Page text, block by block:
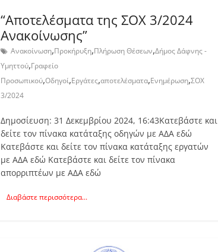
“Αποτελέσματα της ΣΟΧ 3/2024
Ανακοίνωσης”
Ανακοίνωση,Προκήρυξη,Πλήρωση Θέσεων,Δήμος Δάφνης -
Υμηττού,Γραφείο
Προσωπικού,Οδηγοί,Εργάτες,αποτελέσματα,Ενημέρωση,ΣΟΧ
3/2024
Δημοσίευση: 31 Δεκεμβρίου 2024, 16:43Κατεβάστε και
δείτε τον πίνακα κατάταξης οδηγών με ΑΔΑ εδώ
Κατεβάστε και δείτε τον πίνακα κατάταξης εργατών
με ΑΔΑ εδώ Κατεβάστε και δείτε τον πίνακα
απορριπτέων με ΑΔΑ εδώ
Διαβάστε περισσότερα...